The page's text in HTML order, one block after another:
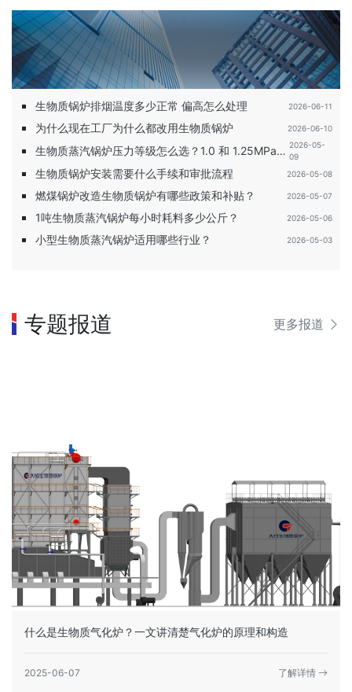
生物质锅炉排烟温度多少正常 偏高怎么处理 2026-06-11
为什么现在工厂为什么都改用生物质锅炉 2026-06-10
生物质蒸汽锅炉压力等级怎么选？1.0 和 1.25MPa
区别
2026-05-
09
生物质锅炉安装需要什么手续和审批流程 2026-05-08
燃煤锅炉改造生物质锅炉有哪些政策和补贴？ 2026-05-07
1吨生物质蒸汽锅炉每小时耗料多少公斤？ 2026-05-06
小型生物质蒸汽锅炉适用哪些行业？ 2026-05-03
专题报道 更多报道
什么是生物质气化炉？一文讲清楚气化炉的原理和构造
2025-06-07 了解详情